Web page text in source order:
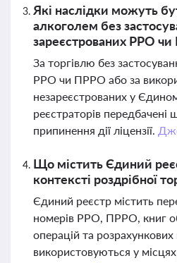
Які наслідки можуть
алкоголем без
зареєстрованих РРО
За торгівлю без
РРО чи ПРРО або за
незареєстрованих у
реєстраторів
припинення дії ліцензії.
Що містить Єдиний
контексті роздрібної
Єдиний реєстр містить
номерів РРО, ПРРО, книг
операцій та розрахункових
використовуються у місцях